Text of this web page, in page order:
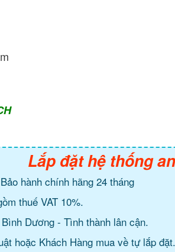
Lắp đặt hệ thống
hành chính hãng 24 tháng
thuế VAT 10%.
Dương - Tình thành lân cận.
hoặc Khách Hàng mua về tự lắp đặt.